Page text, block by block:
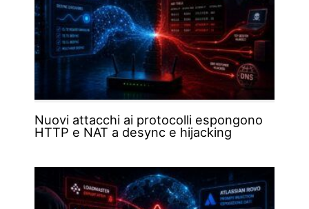
Nuovi attacchi ai protocolli espongono
HTTP e NAT a desync e hijacking